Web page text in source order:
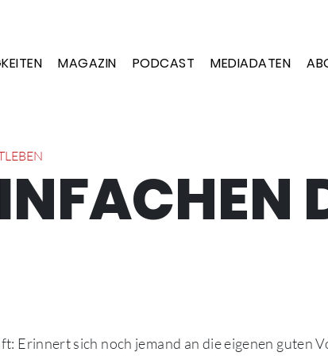
MAGAZIN PODCAST MEDIADATEN
Erinnert sich noch jemand an die eigenen guten